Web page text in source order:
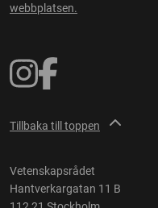
webbplatsen.
Tillbaka till toppen
Vetenskapsrådet
Hantverkargatan 11 B